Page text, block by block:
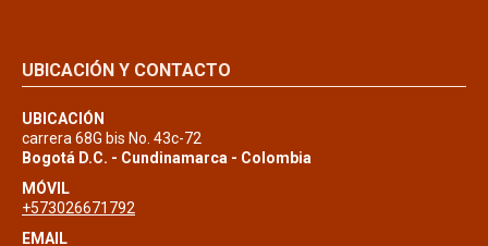
UBICACIÓN Y CONTACTO
UBICACIÓN
carrera 68G bis No. 43c-72
Bogotá D.C. - Cundinamarca - Colombia
MÓVIL
+573026671792
EMAIL